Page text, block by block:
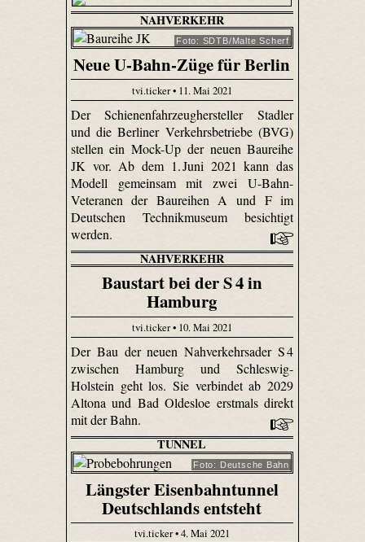
NAHVERKEHR
Foto: SDTB/Malte Scherf
Neue U-Bahn-Züge für Berlin
tvi.ticker • 11. Mai 2021
Der Schienenfahrzeughersteller Stadler
und die Berliner Verkehrsbetriebe (BVG)
stellen ein Mock-Up der neuen Baureihe
JK vor. Ab dem 1. Juni 2021 kann das
Modell gemeinsam mit zwei U-Bahn-
Veteranen der Baureihen A und F im
Deutschen Technikmuseum besichtigt
werden.
NAHVERKEHR
Baustart bei der S 4 in
Hamburg
tvi.ticker • 10. Mai 2021
Der Bau der neuen Nahverkehrsader S 4
zwischen Hamburg und Schleswig-
Holstein geht los. Sie verbindet ab 2029
Altona und Bad Oldesloe erstmals direkt
mit der Bahn.
TUNNEL
Foto: Deutsche Bahn
Längster Eisenbahntunnel
Deutschlands entsteht
tvi.ticker • 4. Mai 2021